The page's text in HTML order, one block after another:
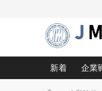
新着 企業